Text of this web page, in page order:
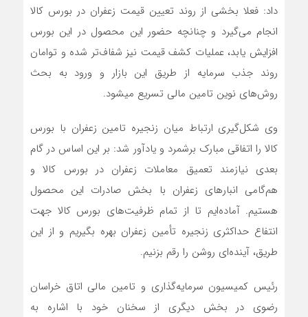
داد: فعلا بخشی از روند تعیین قیمت زعفران در بورس کالا
انجام می‌گیرد و چنانچه حضور این محصول در این بورس
افزایش یابد، عملیات کشف قیمت نیز شفاف‌تر شده و توامان
روند جذب سرمایه از طریق این بازار و ورود به بحث
روش‌های نوین تامین مالی تسریع می‎شود.
وی شکل‌گیری ارتباط میان زنجیره تامین زعفران با بورس
کالا را اتفاقی مبارک برشمرد و یادآور شد: بر این اساس در گام
بعدی نیازمند تعمیق معاملات زعفران در بورس کالا و
هم‌گامی انبارهای زعفران با بخش صادرات این محصول
هستیم. آماده‌ایم تا از تمام ظرفیت‌های بورس کالا جهت
انتفاع حداکثری زنجیره تأمین زعفران بهره بگیریم و از این
طریق، آینده‌ای روشن را رقم بزنیم.
رئیس کمیسیون سرمایه‌گذاری و تامین مالی اتاق خراسان
رضوی در بخش دیگری از سخنان خود با اشاره به